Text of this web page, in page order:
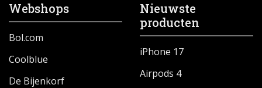
Webshops
Bol.com
Coolblue
De Bijenkorf
Nieuwste
producten
iPhone 17
Airpods 4